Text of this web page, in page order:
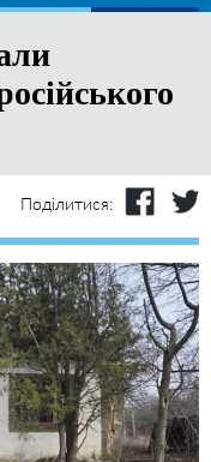
Поділитися: